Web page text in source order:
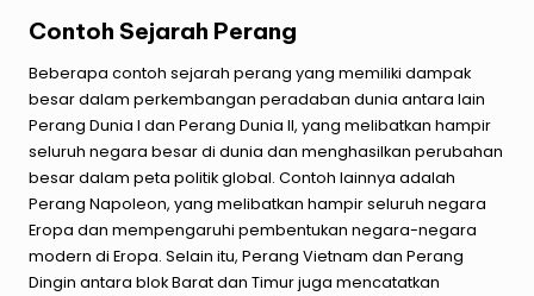
Contoh Sejarah Perang
Beberapa contoh sejarah perang yang memiliki dampak
besar dalam perkembangan peradaban dunia antara lain
Perang Dunia I dan Perang Dunia II, yang melibatkan hampir
seluruh negara besar di dunia dan menghasilkan perubahan
besar dalam peta politik global. Contoh lainnya adalah
Perang Napoleon, yang melibatkan hampir seluruh negara
Eropa dan mempengaruhi pembentukan negara-negara
modern di Eropa. Selain itu, Perang Vietnam dan Perang
Dingin antara blok Barat dan Timur juga mencatatkan